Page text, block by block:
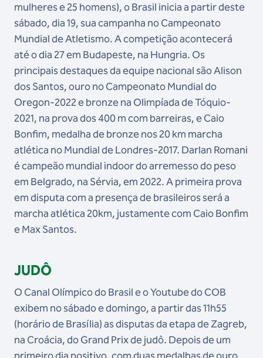
mulheres e 25 homens), o Brasil inicia a partir deste
sábado, dia 19, sua campanha no Campeonato
Mundial de Atletismo. A competição acontecerá
até o dia 27 em Budapeste, na Hungria. Os
principais destaques da equipe nacional são Alison
dos Santos, ouro no Campeonato Mundial do
Oregon-2022 e bronze na Olimpíada de Tóquio-
2021, na prova dos 400 m com barreiras, e Caio
Bonfim, medalha de bronze nos 20 km marcha
atlética no Mundial de Londres-2017. Darlan Romani
é campeão mundial indoor do arremesso do peso
em Belgrado, na Sérvia, em 2022. A primeira prova
em disputa com a presença de brasileiros será a
marcha atlética 20km, justamente com Caio Bonfim
e Max Santos.
JUDÔ
O Canal Olímpico do Brasil e o Youtube do COB
exibem no sábado e domingo, a partir das 11h55
(horário de Brasília) as disputas da etapa de Zagreb,
na Croácia, do Grand Prix de judô. Depois de um